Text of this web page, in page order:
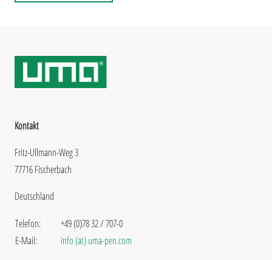
Kontakt
Fritz-Ullmann-Weg 3
77716 Fischerbach
Deutschland
Telefon:
E-Mail:
+49 (0)78 32 / 707-0
info (at) uma-pen.com